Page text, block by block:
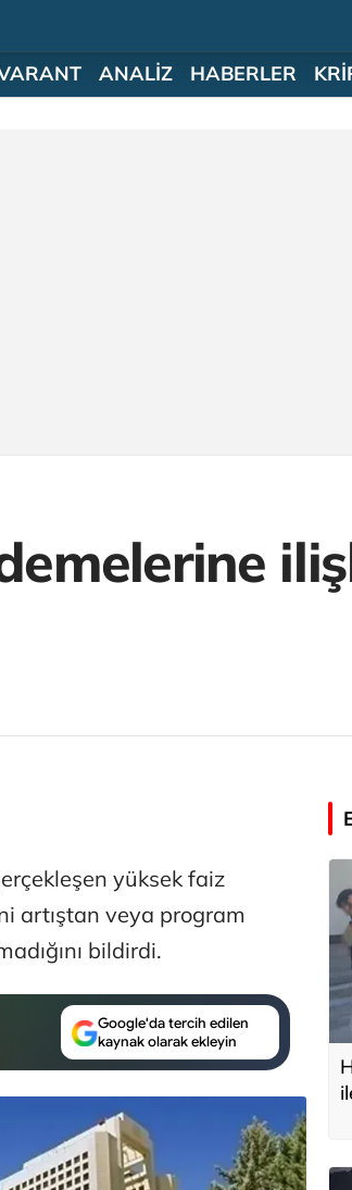
ANALİZ HABERLER
yüksek faiz
artıştan veya program
bildirdi.
Google'da tercih edilen
kaynak olarak ekleyin